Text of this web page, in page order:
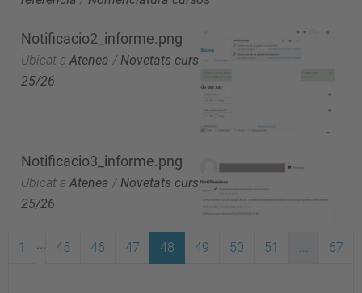
Notificacio2_informe.png
Ubicat a Atenea /Novetats curs
25/26
Notificacio3_informe.png
Ubicat a Atenea /Novetats curs
25/26
1 45 46 47 48 49 50 51 67